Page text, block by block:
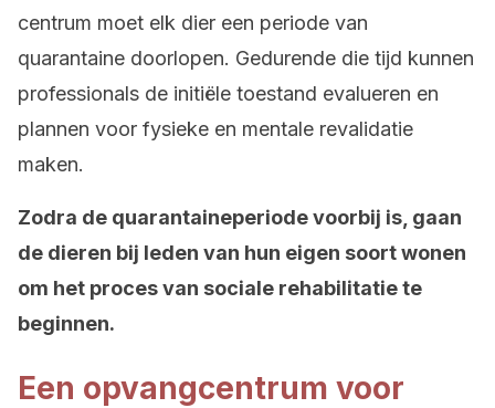
centrum moet elk dier een periode van
quarantaine doorlopen. Gedurende die tijd kunnen
professionals de initiële toestand evalueren en
plannen voor fysieke en mentale revalidatie
maken.
Zodra de quarantaineperiode voorbij is, gaan
de dieren bij leden van hun eigen soort wonen
om het proces van sociale rehabilitatie te
beginnen.
Een opvangcentrum voor